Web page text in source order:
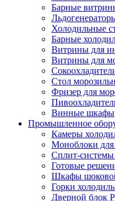
Барные
Холодильные
Барные
Витрины для
Витрины для
Стол
Фризер для
Винные шкафы
Промышленное
Камеры
Моноблоки для
Сплит-системы
Готовые
Шкафы
Горки
Дверной блок